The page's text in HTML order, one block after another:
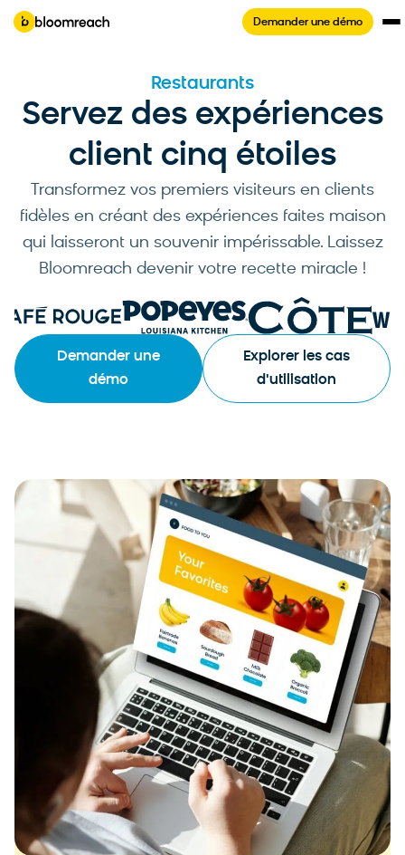
Demander une démo
Restaurants
Servez des expériences
client cinq étoiles
Transformez vos premiers visiteurs en clients
fidèles en créant des expériences faites maison
qui laisseront un souvenir impérissable. Laissez
Bloomreach devenir votre recette miracle !
Demander une
démo
Explorer les cas
d'utilisation